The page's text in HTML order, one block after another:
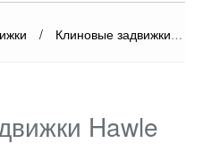
/ Клиновые задвижки
Hawle